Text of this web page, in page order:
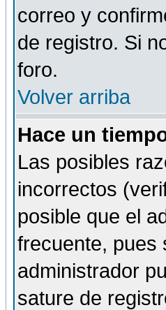
correo y
de registro. Si
foro.
Volver arriba
Hace un
Las posibles
incorrectos
posible que el
frecuente, pues
administrador
sature de